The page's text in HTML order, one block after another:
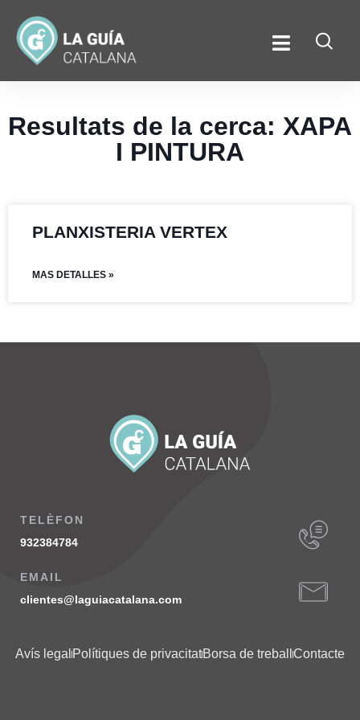
Resultats de la cerca: XAPA
I PINTURA
PLANXISTERIA VERTEX
MAS DETALLES »
TELÈFON
932384784
EMAIL
clientes@laguiacatalana.com
Avís legal Polítiques de privacitatBorsa de treball Contacte